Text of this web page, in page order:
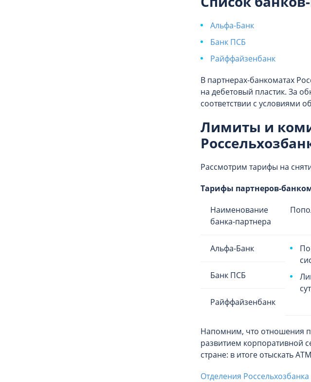
Альфа-Банк
Банк ПСБ
Райффайзенбанк
В партнерах-банкоматах
на дебетовый пластик. За
соответствии с условиями
Лимиты и
Рассмотрим тарифы на
Тарифы партнеров-
Наименование
банка-партнера
Альфа-Банк
Банк ПСБ
Райффайзенбанк
Напомним, что отношения
развитием корпоративной
стране: в итоге отыскать
Отделения Россельхозбанка